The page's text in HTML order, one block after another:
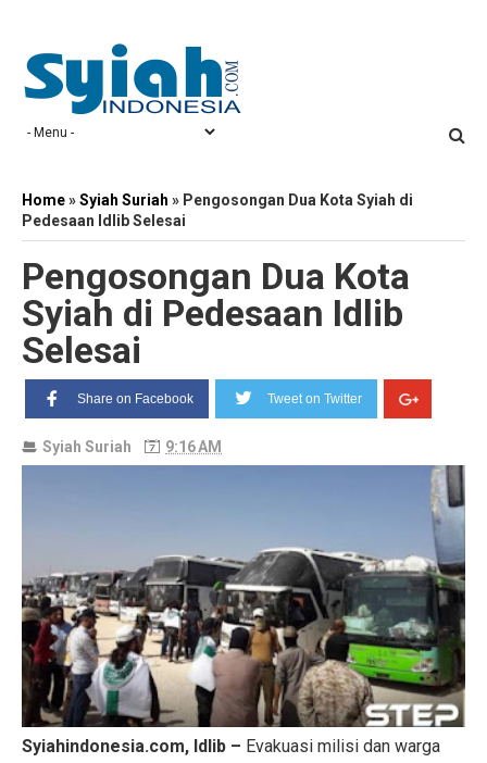
Home»Syiah Suriah » Pengosongan Dua Kota Syiah di
Pedesaan Idlib Selesai
Pengosongan Dua Kota
Syiah di Pedesaan Idlib
Selesai
Share on Facebook Tweet on Twitter
Syiah Suriah 9:16 AM
Syiahindonesia.com, Idlib – Evakuasi milisi dan warga